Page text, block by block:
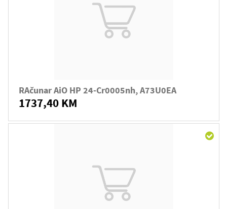
RAčunar AiO HP 24-Cr0005nh, A73U0EA
1737,40 KM